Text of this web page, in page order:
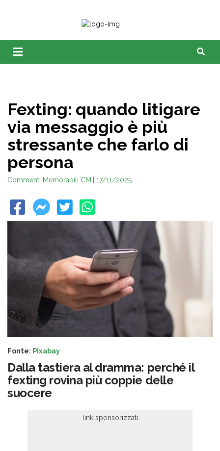
Fexting: quando litigare
via messaggio è più
stressante che farlo di
persona
Commenti Memorabili CM | 17/11/2025
Fonte: Pixabay
Dalla tastiera al dramma: perché il
fexting rovina più coppie delle
suocere